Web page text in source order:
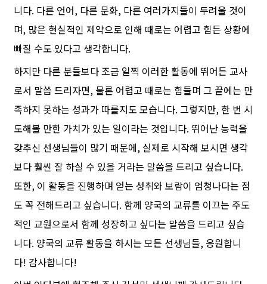
니다. 다른 언어, 다른 문화, 다른 여러가지들이 두려울 것이
며, 많은 현실적인 제약으로 인해 때로는 어렵고 힘든 상황에
빠질 수도 있다고 생각합니다.
하지만 다른 분들보다 조금 일찍 이러한 활동에 뛰어든 교사
로서 말씀 드리자면, 물론 어렵고 때로는 힘들며 그 끝에는 만
족하지 못하는 성과가 따를지도 모습니다. 그렇지만, 한 번 시
도해볼 만한 가치가 있는 일이라는 것입니다. 뛰어난 능력을
갖추신 선생님들이 많기 때문에, 실제로 시작해 보시면 생각
보다 훨씬 잘 하실 수 있을 거라는 말씀을 드리고 싶습니다.
또한, 이 활동을 진행하며 얻는 성취와 보람이 엄청나다는 점
도 꼭 전해드리고 싶습니다. 함께 양국의 교류를 이끄는 주도
적인 교원으로서 함께 성장하고 싶다는 말씀을 드리고 싶습
니다. 양국의 교류 활동을 하시는 모든 선생님들, 응원합니
다! 감사합니다!